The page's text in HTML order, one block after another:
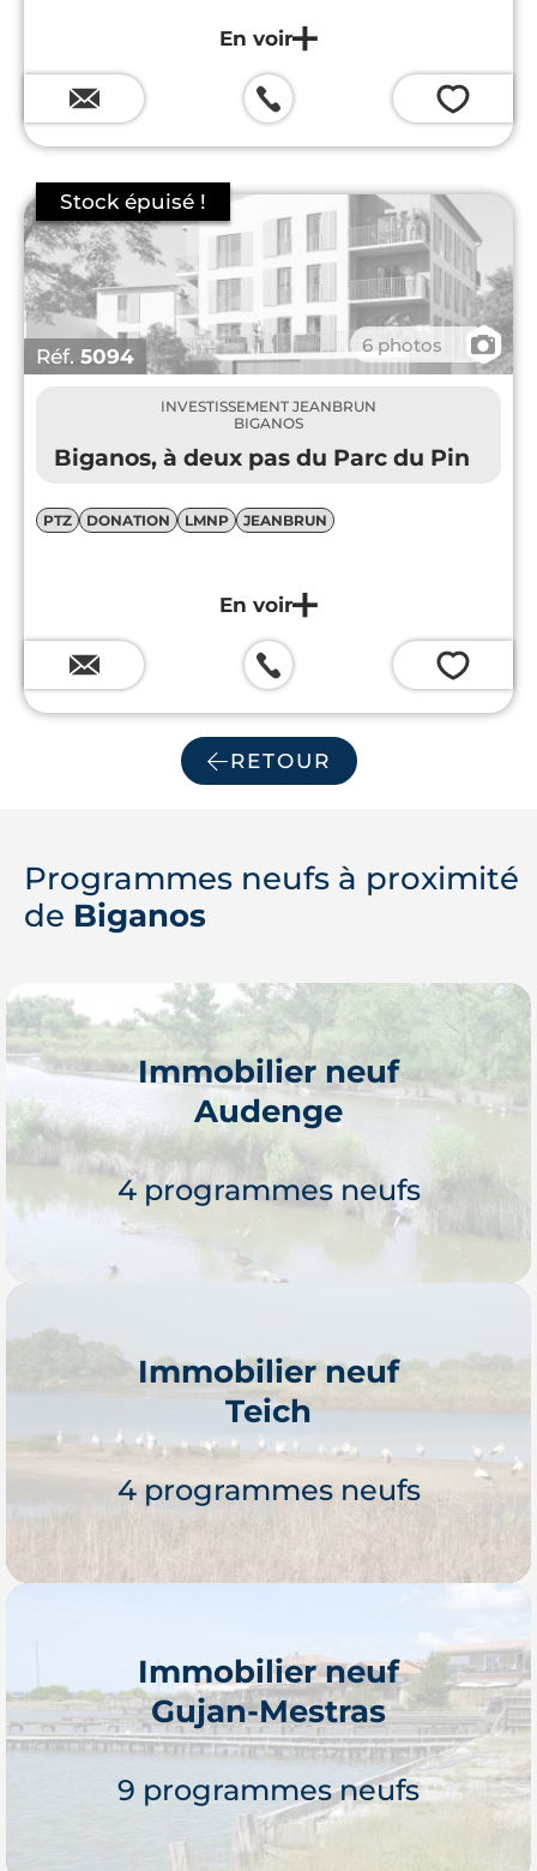
💗
Réf. 5094 6 photos 📷
INVESTISSEMENT JEANBRUN
BIGANOS
Biganos, à deux pas du Parc du Pin
PTZ DONATION LMNP JEANBRUN
💗
RETOUR
Programmes neufs à proximité
de Biganos
Immobilier neuf
Audenge
4 programmes neufs
Immobilier neuf
Teich
4 programmes neufs
Je découvre
Immobilier neuf
Gujan-Mestras
9 programmes neufs